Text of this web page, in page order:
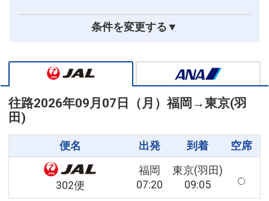
条件を変更する▼
往路2026年09月07日（月）福岡 →東京(羽
田)
便名 出発 到着 空席
302便
福岡
07:20
東京(羽田)
09:05